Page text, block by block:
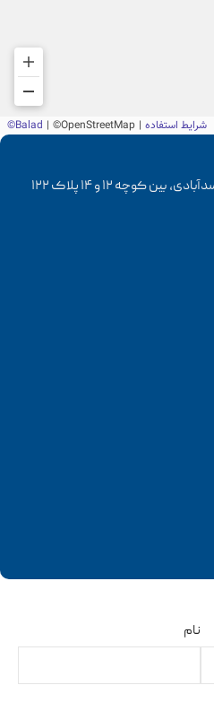
تهران – خیابان سید جمال الدین اسدآبادی، بین کوچه ۱۲ و ۱۴ پلاک ۱۲۲
نام